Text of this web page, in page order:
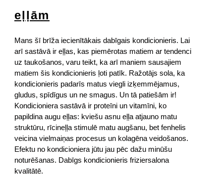
eļļām
Mans šī brīža iecienītākais dabīgais kondicionieris. Lai
arī sastāvā ir eļļas, kas piemērotas matiem ar tendenci
uz taukošanos, varu teikt, ka arī maniem sausajiem
matiem šis kondicionieris ļoti patīk. Ražotājs sola, ka
kondicionieris padarīs matus viegli izķemmējamus,
gludus, spīdīgus un ne smagus. Un tā patiešām ir!
Kondicioniera sastāvā ir proteīni un vitamīni, ko
papildina augu eļļas: kviešu asnu eļļa atjauno matu
struktūru, rīcineļļa stimulē matu augšanu, bet fenhelis
veicina vielmaiņas procesus un kolagēna veidošanos.
Efektu no kondicioniera jūtu jau pēc dažu minūšu
noturēšanas. Dabīgs kondicionieris friziersalona
kvalitātē.